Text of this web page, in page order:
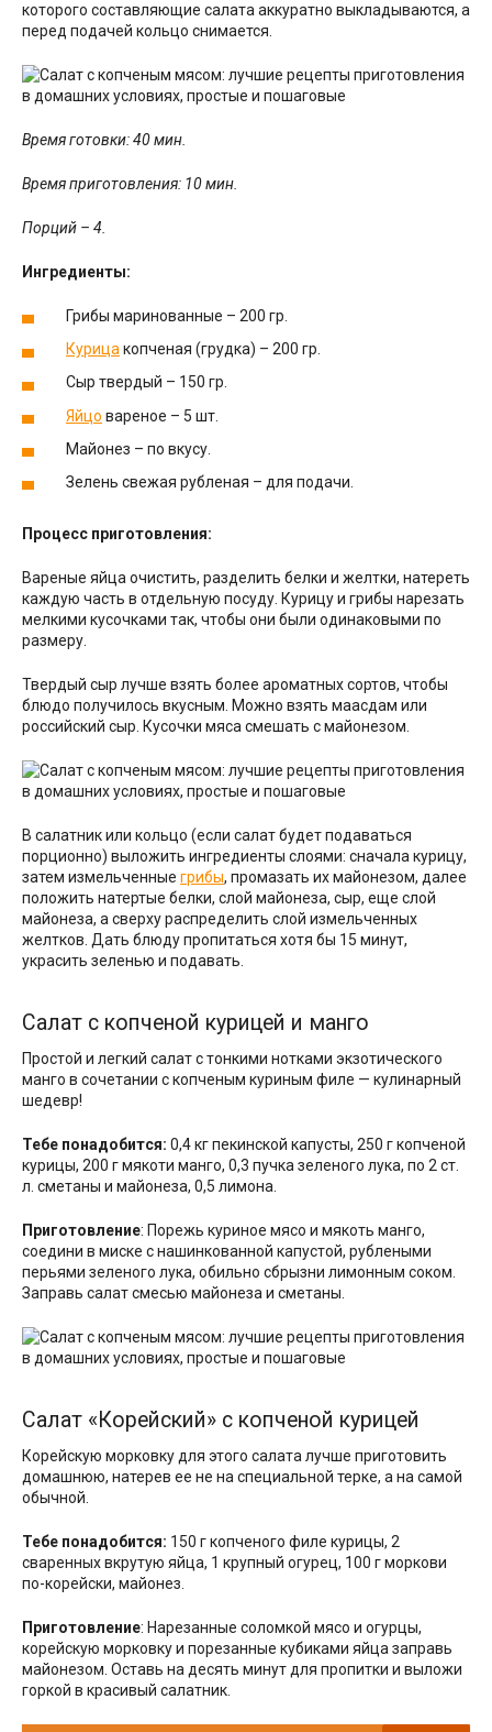
которого составляющие салата аккуратно выкладываются, а
перед подачей кольцо снимается.
Время готовки: 40 мин.
Время приготовления: 10 мин.
Порций – 4.
Ингредиенты:
Грибы маринованные – 200 гр.
Курицакопченая (грудка) – 200 гр.
Сыр твердый – 150 гр.
Яйцо вареное – 5 шт.
Майонез – по вкусу.
Зелень свежая рубленая – для подачи.
Процесс приготовления:
Вареные яйца очистить, разделить белки и желтки, натереть
каждую часть в отдельную посуду. Курицу и грибы нарезать
мелкими кусочками так, чтобы они были одинаковыми по
размеру.
Твердый сыр лучше взять более ароматных сортов, чтобы
блюдо получилось вкусным. Можно взять маасдам или
российский сыр. Кусочки мяса смешать с майонезом.
В салатник или кольцо (если салат будет подаваться
порционно) выложить ингредиенты слоями: сначала курицу,
затем измельченные грибы, промазать их майонезом, далее
положить натертые белки, слой майонеза, сыр, еще слой
майонеза, а сверху распределить слой измельченных
желтков. Дать блюду пропитаться хотя бы 15 минут,
украсить зеленью и подавать.
Салат с копченой курицей и манго
Простой и легкий салат с тонкими нотками экзотического
манго в сочетании с копченым куриным филе — кулинарный
шедевр!
Тебе понадобится: 0,4 кг пекинской капусты, 250 г копченой
курицы, 200 г мякоти манго, 0,3 пучка зеленого лука, по 2 ст.
л. сметаны и майонеза, 0,5 лимона.
Приготовление: Порежь куриное мясо и мякоть манго,
соедини в миске с нашинкованной капустой, рублеными
перьями зеленого лука, обильно сбрызни лимонным соком.
Заправь салат смесью майонеза и сметаны.
Салат «Корейский» с копченой курицей
Корейскую морковку для этого салата лучше приготовить
домашнюю, натерев ее не на специальной терке, а на самой
обычной.
Тебе понадобится: 150 г копченого филе курицы, 2
сваренных вкрутую яйца, 1 крупный огурец, 100 г моркови
по-корейски, майонез.
Приготовление: Нарезанные соломкой мясо и огурцы,
корейскую морковку и порезанные кубиками яйца заправь
майонезом. Оставь на десять минут для пропитки и выложи
горкой в красивый салатник.